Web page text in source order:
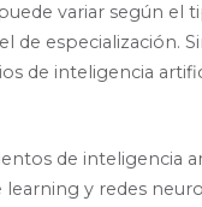
variar según el
de especialización.
de inteligencia
de inteligencia
learning y redes